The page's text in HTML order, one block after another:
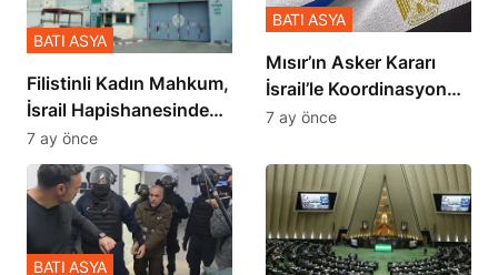
Filistinli Kadın Mahkum,
İsrail Hapishanesindeki
Zulmü Anlattı
BATI ASYA
7 ay önce
Mısır’ın Asker Kararı
İsrail’le Koordinasyon
İçinde Gerçekleşmiş
BATI ASYA
7 ay önce
BATI ASYA